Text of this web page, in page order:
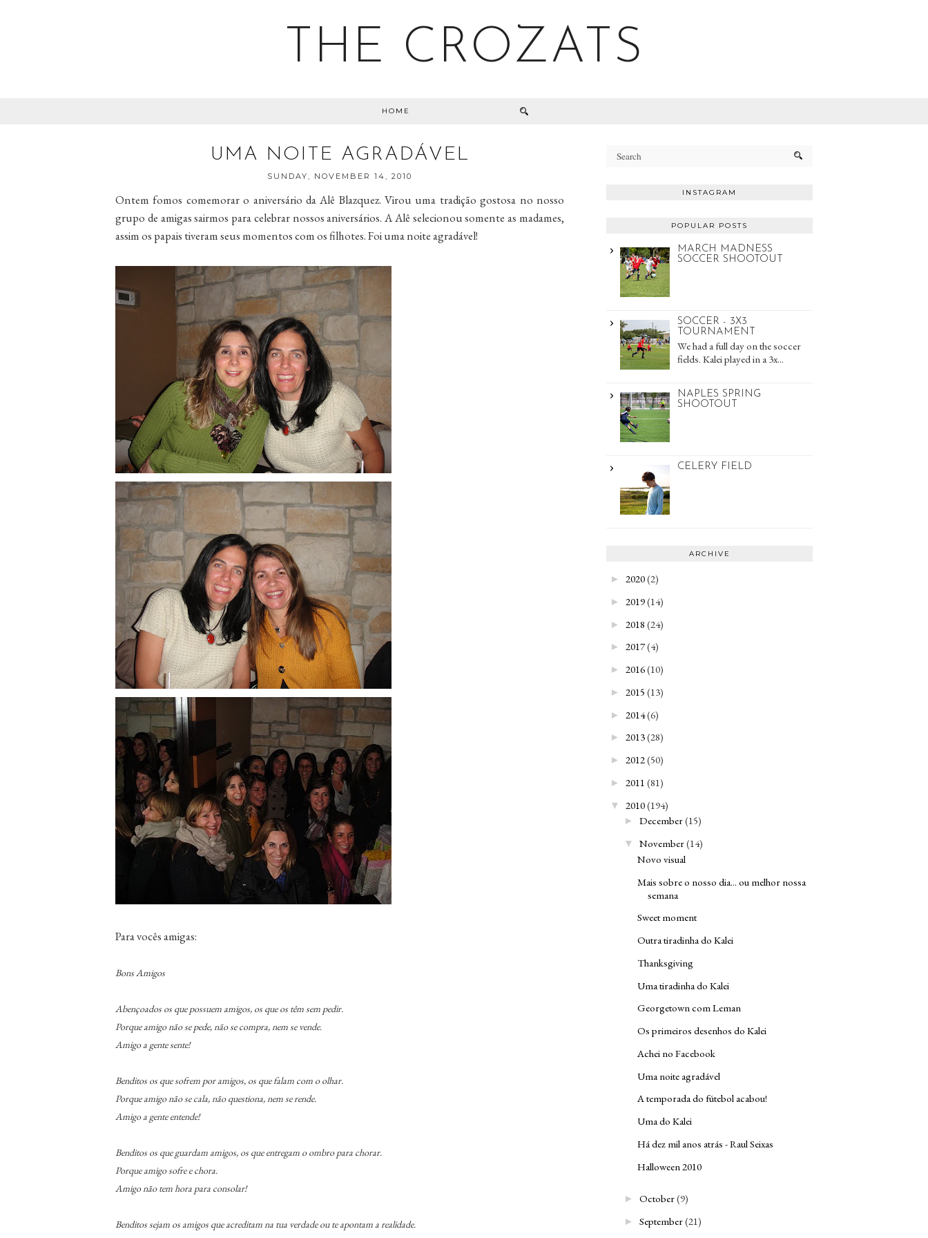
THE CROZATS
HOME
UMA NOITE AGRADÁVEL
SUNDAY, NOVEMBER 14, 2010
Ontem fomos comemorar o aniversário da Alê Blazquez. Virou uma tradição gostosa no nosso
grupo de amigas sairmos para celebrar nossos aniversários. A Alê selecionou somente as madames,
assim os papais tiveram seus momentos com os filhotes. Foi uma noite agradável!
Para vocês amigas:
Bons Amigos
Abençoados os que possuem amigos, os que os têm sem pedir.
Porque amigo não se pede, não se compra, nem se vende.
Amigo a gente sente!
Benditos os que sofrem por amigos, os que falam com o olhar.
Porque amigo não se cala, não questiona, nem se rende.
Amigo a gente entende!
Benditos os que guardam amigos, os que entregam o ombro para chorar.
Porque amigo sofre e chora.
Amigo não tem hora para consolar!
Benditos sejam os amigos que acreditam na tua verdade ou te apontam a realidade.
INSTAGRAM
POPULAR POSTS
MARCH MADNESS
SOCCER SHOOTOUT
SOCCER - 3X3
TOURNAMENT
We had a full day on the soccer
fields. Kalei played in a 3x...
NAPLES SPRING
SHOOTOUT
CELERY FIELD
ARCHIVE
► 2020(2)
► 2019(14)
► 2018 (24)
► 2017(4)
► 2016(10)
► 2015 (13)
► 2014(6)
► 2013(28)
► 2012(50)
► 2011 (81)
▼ 2010(194)
► December(15)
▼ November(14)
Novo visual
Mais sobre o nosso dia... ou melhor nossa
semana
Sweet moment
Outra tiradinha do Kalei
Thanksgiving
Uma tiradinha do Kalei
Georgetown com Leman
Os primeiros desenhos do Kalei
Achei no Facebook
Uma noite agradável
A temporada do fútebol acabou!
Uma do Kalei
Há dez mil anos atrás - Raul Seixas
Halloween 2010
► October(9)
► September(21)